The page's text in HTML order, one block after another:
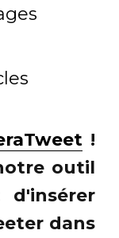
!
outil
d'insérer
dans